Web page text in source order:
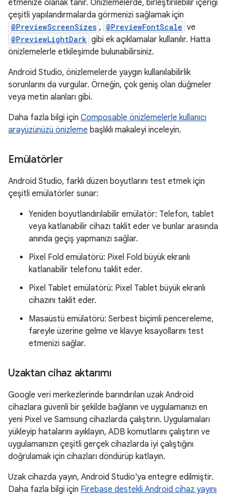
etmenize olanak tanır. Önizlemelerde, birleştirilebilir içeriği
çeşitli yapılandırmalarda görmenizi sağlamak için
@PreviewScreenSizes , @PreviewFontScale ve
@PreviewLightDark gibi ek açıklamalar kullanılır. Hatta
önizlemelerle etkileşimde bulunabilirsiniz.
Android Studio, önizlemelerde yaygın kullanılabilirlik
sorunlarını da vurgular. Örneğin, çok geniş olan düğmeler
veya metin alanları gibi.
Daha fazla bilgi için Composable önizlemelerle kullanıcı
arayüzünüzü önizleme başlıklı makaleyi inceleyin.
Emülatörler
Android Studio, farklı düzen boyutlarını test etmek için
çeşitli emülatörler sunar:
Yeniden boyutlandırılabilir emülatör: Telefon, tablet
veya katlanabilir cihazı taklit eder ve bunlar arasında
anında geçiş yapmanızı sağlar.
Pixel Fold emülatörü: Pixel Fold büyük ekranlı
katlanabilir telefonu taklit eder.
Pixel Tablet emülatörü: Pixel Tablet büyük ekranlı
cihazını taklit eder.
Masaüstü emülatörü: Serbest biçimli pencereleme,
fareyle üzerine gelme ve klavye kısayollarını test
etmenizi sağlar.
Uzaktan cihaz aktarımı
Google veri merkezlerinde barındırılan uzak Android
cihazlara güvenli bir şekilde bağlanın ve uygulamanızı en
yeni Pixel ve Samsung cihazlarda çalıştırın. Uygulamaları
yükleyip hatalarını ayıklayın, ADB komutlarını çalıştırın ve
uygulamanızın çeşitli gerçek cihazlarda iyi çalıştığını
doğrulamak için cihazları döndürüp katlayın.
Uzak cihazda yayın, Android Studio'ya entegre edilmiştir.
Daha fazla bilgi için Firebase destekli Android cihaz yayını